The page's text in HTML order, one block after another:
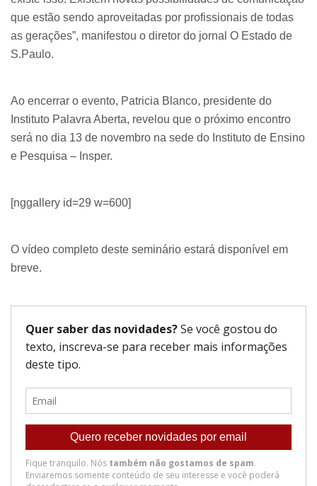
que estão sendo aproveitadas por profissionais de todas
as gerações”, manifestou o diretor do jornal O Estado de
S.Paulo.
Ao encerrar o evento, Patricia Blanco, presidente do
Instituto Palavra Aberta, revelou que o próximo encontro
será no dia 13 de novembro na sede do Instituto de Ensino
e Pesquisa – Insper.
[nggallery id=29 w=600]
O vídeo completo deste seminário estará disponível em
breve.